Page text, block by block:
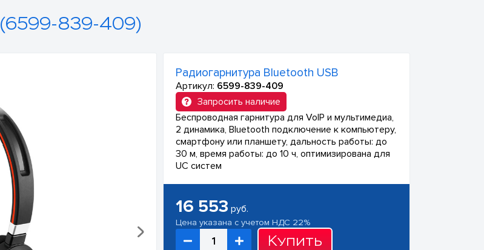
(6599-839-409)
Радиогарнитура Bluetooth USB
Артикул: 6599-839-409
Запросить наличие
Беспроводная гарнитура для VoIP и мультимедиа,
2 динамика, Bluetooth подключение к компьютеру,
смартфону или планшету, дальность работы: до
30 м, время работы: до 10 ч, оптимизирована для
UC систем
16 553 руб.
Цена указана с учетом НДС 22%
Купить